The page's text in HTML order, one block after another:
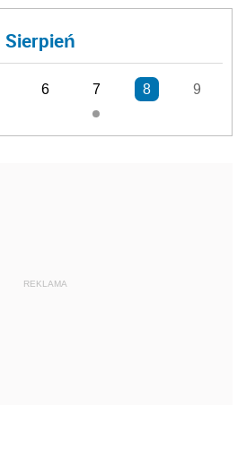
Sierpień
6 7 8 9
REKLAMA